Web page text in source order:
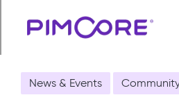
News & Events